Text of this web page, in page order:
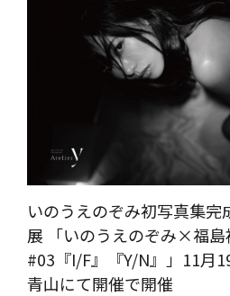
いのうえのぞみ初写真集完
展 「いのうえのぞみ×福島
#03『I/F』『Y/N』」11月
青山にて開催で開催